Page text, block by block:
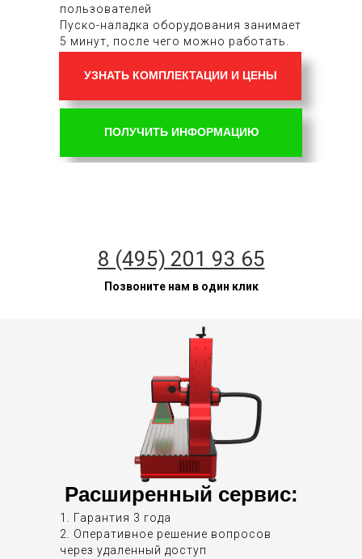
пользователей
Пуско-наладка оборудования занимает
5 минут, после чего можно работать.
УЗНАТЬ КОМПЛЕКТАЦИИ И ЦЕНЫ
ПОЛУЧИТЬ ИНФОРМАЦИЮ
8 (495) 201 93 65
Позвоните нам в один клик
1. Гарантия 3 года
2. Оперативное решение вопросов
через удаленный доступ
Расширенный сервис: